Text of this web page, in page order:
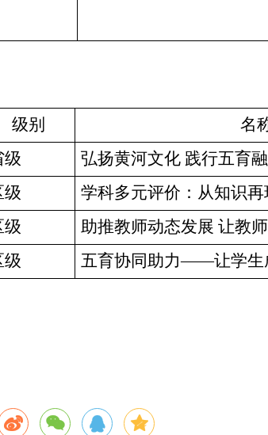
级别
名
级
弘扬黄河文化 践行五育
级
学科多元评价：从知识
级
助推教师动态发展 让教
级
五育协同助力——让学生